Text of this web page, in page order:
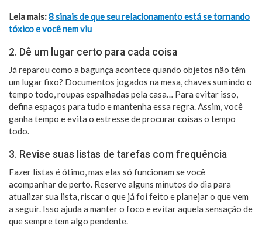
Leia mais:8 sinais de que seu relacionamento está se tornando
tóxico e você nem viu
2. Dê um lugar certo para cada coisa
Já reparou como a bagunça acontece quando objetos não têm
um lugar fixo? Documentos jogados na mesa, chaves sumindo o
tempo todo, roupas espalhadas pela casa… Para evitar isso,
defina espaços para tudo e mantenha essa regra. Assim, você
ganha tempo e evita o estresse de procurar coisas o tempo
todo.
3. Revise suas listas de tarefas com frequência
Fazer listas é ótimo, mas elas só funcionam se você
acompanhar de perto. Reserve alguns minutos do dia para
atualizar sua lista, riscar o que já foi feito e planejar o que vem
a seguir. Isso ajuda a manter o foco e evitar aquela sensação de
que sempre tem algo pendente.